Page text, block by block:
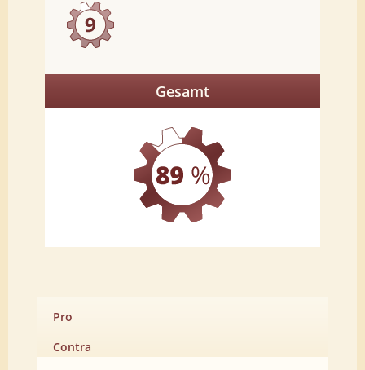
Gesamt
Pro
Contra